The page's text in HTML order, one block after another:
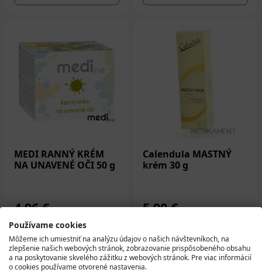
MEDI RANNÝ KRÉM
NA UNAVENÉ OČI 50 g
4,96 €
Na sklade
Do košíka
Calendula MASTNÝ
krém 30 g
5,90 €
Do košíka
Používame cookies
Môžeme ich umiestniť na analýzu údajov o našich návštevníkoch, na
zlepšenie našich webových stránok, zobrazovanie prispôsobeného obsahu
a na poskytovanie skvelého zážitku z webových stránok. Pre viac informácií
o cookies používame otvorené nastavenia.